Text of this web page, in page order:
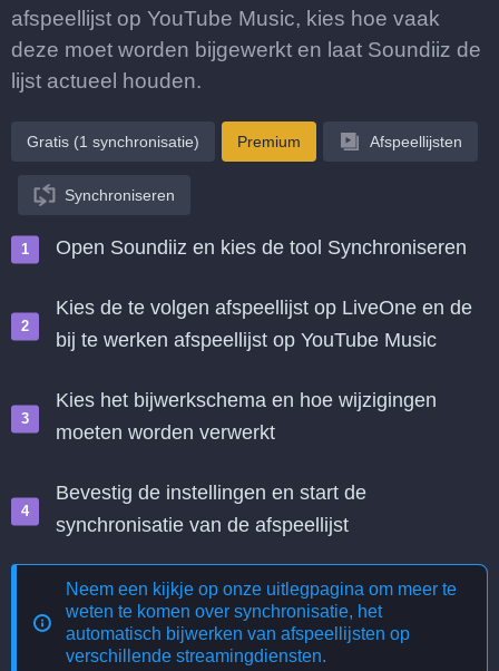
afspeellijst op YouTube Music, kies hoe vaak
deze moet worden bijgewerkt en laat Soundiiz de
lijst actueel houden.
Gratis (1 synchronisatie) Premium Afspeellijsten
Synchroniseren
Open Soundiiz en kies de tool Synchroniseren
Kies de te volgen afspeellijst op LiveOne en de
bij te werken afspeellijst op YouTube Music
Kies het bijwerkschema en hoe wijzigingen
moeten worden verwerkt
Bevestig de instellingen en start de
synchronisatie van de afspeellijst
Neem een kijkje op onze uitlegpagina om meer te
weten te komen over synchronisatie, het
automatisch bijwerken van afspeellijsten op
verschillende streamingdiensten.